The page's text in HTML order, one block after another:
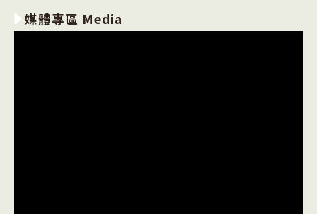
媒體專區 Media